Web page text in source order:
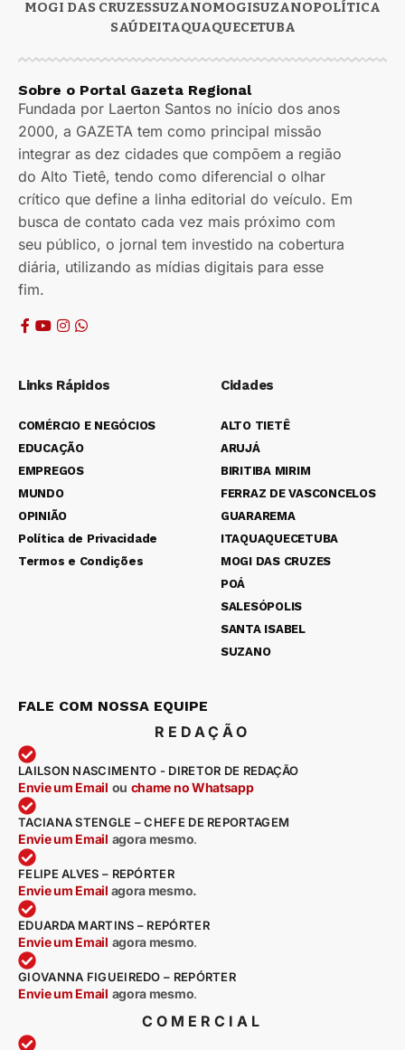
MOGI DAS CRUZESSUZANOMOGISUZANOPOLÍTICA
SAÚDEITAQUAQUECETUBA
Sobre o Portal Gazeta Regional
Fundada por Laerton Santos no início dos anos
2000, a GAZETA tem como principal missão
integrar as dez cidades que compõem a região
do Alto Tietê, tendo como diferencial o olhar
crítico que define a linha editorial do veículo. Em
busca de contato cada vez mais próximo com
seu público, o jornal tem investido na cobertura
diária, utilizando as mídias digitais para esse
fim.
Links Rápidos
COMÉRCIO E NEGÓCIOS
EDUCAÇÃO
EMPREGOS
MUNDO
OPINIÃO
Política de Privacidade
Termos e Condições
Cidades
ALTO TIETÊ
ARUJÁ
BIRITIBA MIRIM
FERRAZ DE VASCONCELOS
GUARAREMA
ITAQUAQUECETUBA
MOGI DAS CRUZES
POÁ
SALESÓPOLIS
SANTA ISABEL
SUZANO
FALE COM NOSSA EQUIPE
REDAÇÃO
LAILSON NASCIMENTO - DIRETOR DE REDAÇÃO
Envie um Email ou chame no Whatsapp
TACIANA STENGLE – CHEFE DE REPORTAGEM
Envie um Email agora mesmo.
FELIPE ALVES – REPÓRTER
Envie um Email agora mesmo.
EDUARDA MARTINS – REPÓRTER
Envie um Email agora mesmo.
GIOVANNA FIGUEIREDO – REPÓRTER
Envie um Email agora mesmo.
COMERCIAL